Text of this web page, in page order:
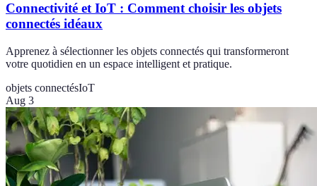
Connectivité et IoT : Comment choisir les objets
connectés idéaux
Apprenez à sélectionner les objets connectés qui transformeront
votre quotidien en un espace intelligent et pratique.
objets connectésIoT
Aug 3